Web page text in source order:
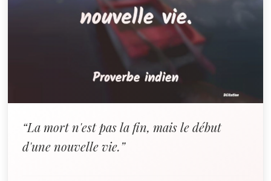
“La mort n'est pas la fin, mais le début
d'une nouvelle vie.”